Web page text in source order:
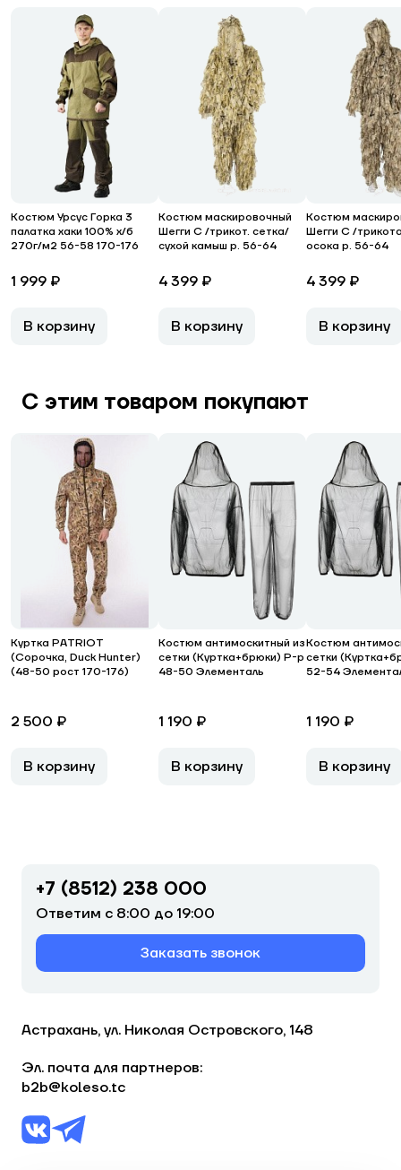
Костюм Урсус Горка 3
палатка хаки 100% х/б
270г/м2 56-58 170-176
1 999 ₽
В корзину
Костюм маскировочный
Шегги С /трикот. сетка/
сухой камыш р. 56-64
4 399 ₽
В корзину
Костюм
Шегги С /
осока р. 56-64
4 399 ₽
В корзину
С этим товаром покупают
Куртка PATRIOT
(Сорочка, Duck Hunter)
(48-50 рост 170-176)
2 500 ₽
В корзину
Костюм антимоскитный из
сетки (Куртка+брюки) Р-р
48-50 Элементаль
1 190 ₽
В корзину
Костюм
сетки
52-54
1 190 ₽
В корзину
+7 (8512) 238 000
Ответим с 8:00 до 19:00
Заказать звонок
Астрахань, ул. Николая Островского, 148
Эл. почта для партнеров:
b2b@koleso.tc